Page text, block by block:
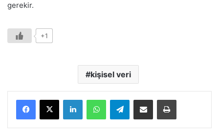
gerekir.
+1
kişisel veri
LinkedInWhatsAppTelegramE-Posta ile paylaş Yazdır